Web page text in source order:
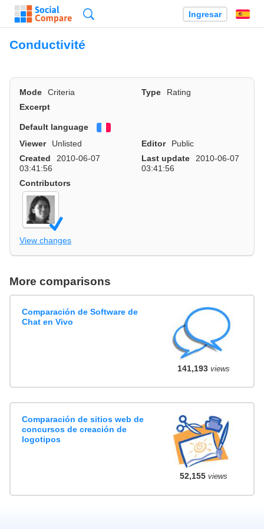
Ingresar
Conductivité
Mode Criteria Type
Rating
Excerpt
Default language
Viewer
Unlisted Editor
Public
Created
2010-06-07
03:41:56
Last update
2010-06-07
03:41:56
Contributors
View changes
More comparisons
Comparación de Software de
Chat en Vivo
141,193views
Comparación de sitios web de
concursos de creación de
logotipos
52,155views